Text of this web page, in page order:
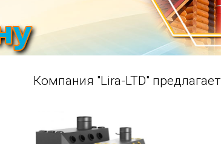
Компания "Lira-LTD" предлагает